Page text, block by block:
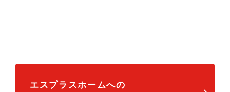
エスプラスホームへの